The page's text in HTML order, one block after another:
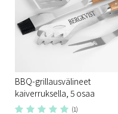
BBQ-grillausvälineet
kaiverruksella, 5 osaa
(1)